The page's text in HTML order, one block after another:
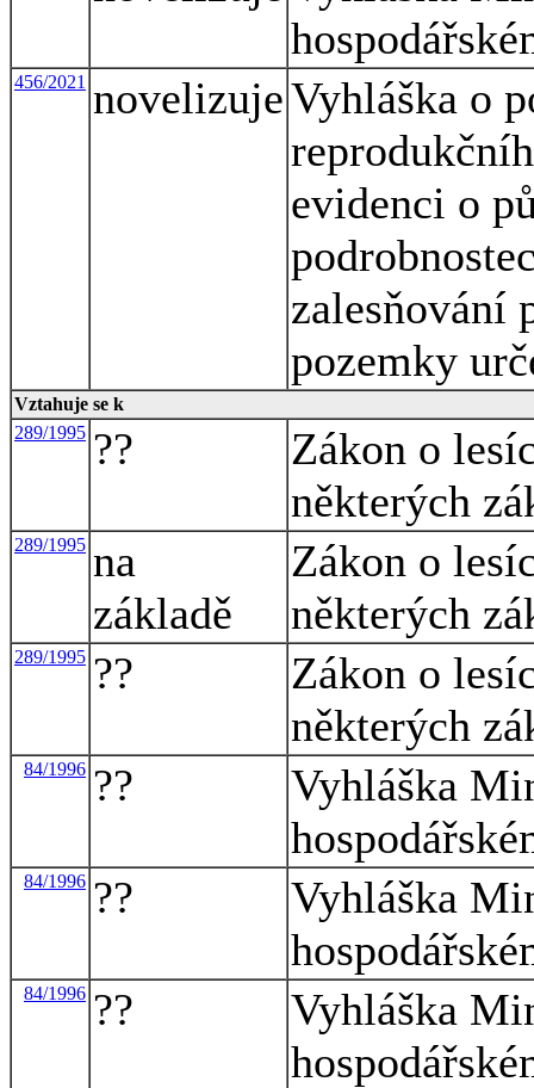
456/2021 novelizujeVyhláška o
evidenci o
zalesňování
pozemky
Vztahuje se k
289/1995 ??
Zákon o
některých
289/1995 na
základě
Zákon o
některých
289/1995 ??
Zákon o
některých
84/1996 ??
Vyhláška
84/1996 ??
Vyhláška
84/1996 ??
Vyhláška